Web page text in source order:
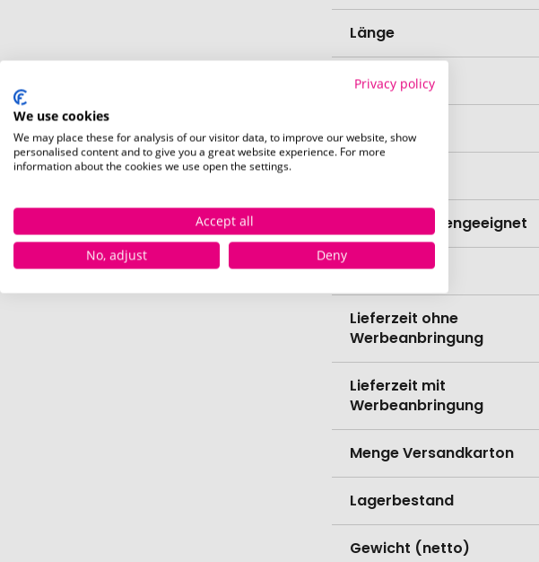
Länge
Breite
Höhe
Spülmaschinengeeignet
Veredelung
Lieferzeit ohne
Werbeanbringung
Lieferzeit mit
Werbeanbringung
Menge Versandkarton
Lagerbestand
Gewicht (netto)
Privacy policy
We use cookies
We may place these for analysis of our visitor data, to improve our website, show
personalised content and to give you a great website experience. For more
information about the cookies we use open the settings.
Accept all
No, adjust
Deny